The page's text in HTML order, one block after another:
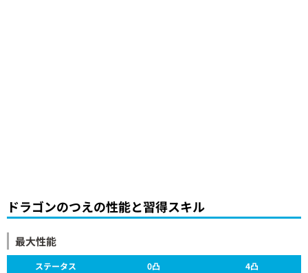
ドラゴンのつえの性能と習得スキル
最大性能
ステータス 0凸
4凸